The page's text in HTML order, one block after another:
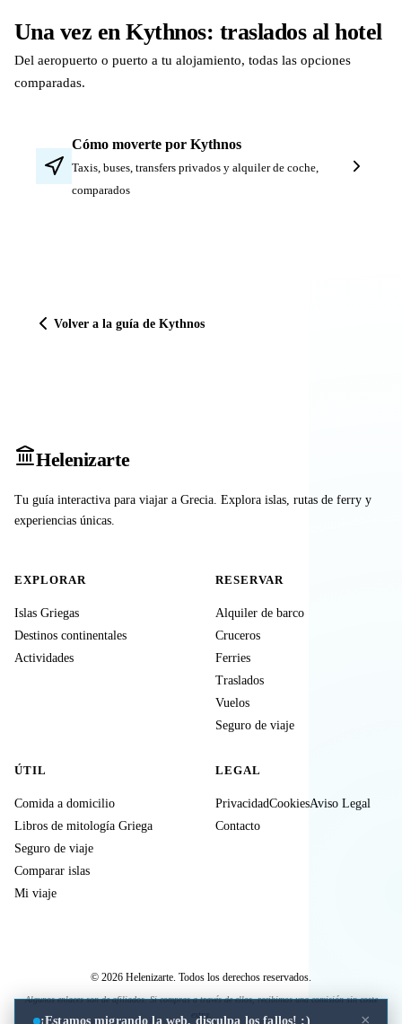
Una vez en Kythnos: traslados al hotel
Del aeropuerto o puerto a tu alojamiento, todas las opciones
comparadas.
Cómo moverte por Kythnos
Taxis, buses, transfers privados y alquiler de coche,
comparados
Volver a la guía de Kythnos
¡Estamos migrando la web, disculpa los fallos! :) ×
Helenizarte
Tu guía interactiva para viajar a Grecia. Explora islas, rutas de ferry y
experiencias únicas.
EXPLORAR
Islas Griegas
Destinos continentales
Actividades
RESERVAR
Alquiler de barco
Cruceros
Ferries
Traslados
Vuelos
Seguro de viaje
ÚTIL
Comida a domicilio
Libros de mitología Griega
Seguro de viaje
Comparar islas
Mi viaje
LEGAL
PrivacidadCookiesAviso Legal
Contacto
© 2026 Helenizarte. Todos los derechos reservados.
Algunos enlaces son de afiliados. Si compras a través de ellos, recibimos una comisión sin coste
extra.